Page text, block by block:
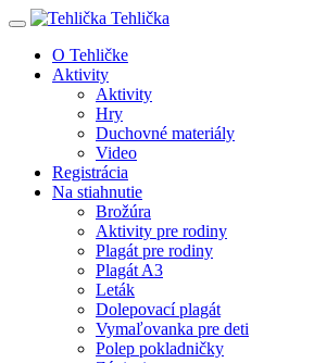
Tehlička
O Tehličke
Aktivity
Aktivity
Hry
Duchovné materiály
Video
Registrácia
Na stiahnutie
Brožúra
Aktivity pre rodiny
Plagát pre rodiny
Plagát A3
Leták
Dolepovací plagát
Vymaľovanka pre deti
Polep pokladničky